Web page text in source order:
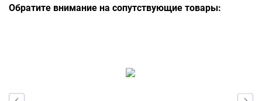
Обратите внимание на сопутствующие товары: